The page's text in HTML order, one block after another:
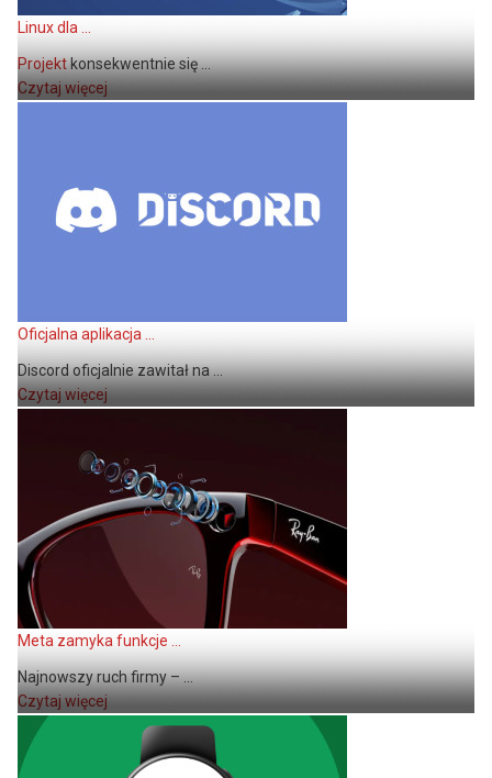
Linux dla ...
Projektkonsekwentnie się ...
Czytaj więcej
Oficjalna aplikacja ...
Discord oficjalnie zawitał na ...
Czytaj więcej
Meta zamyka funkcje ...
Najnowszy ruch firmy – ...
Czytaj więcej